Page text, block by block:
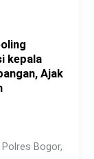
kepala
Ajak
Bogor,